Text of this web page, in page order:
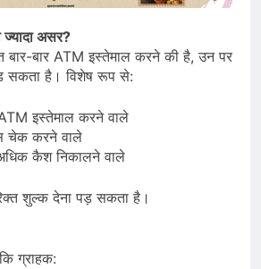
ज्यादा असर?
बार-बार ATM इस्तेमाल करने की है, उन पर
सकता है। विशेष रूप से:
इस्तेमाल करने वाले
चेक करने वाले
कैश निकालने वाले
शुल्क देना पड़ सकता है।
ग्राहक: